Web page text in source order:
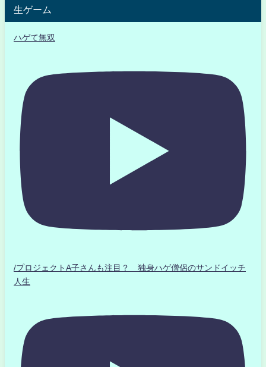
生ゲーム
ハゲて無双
/プロジェクトA子さんも注目？ 独身ハゲ僧侶のサンドイッチ
人生